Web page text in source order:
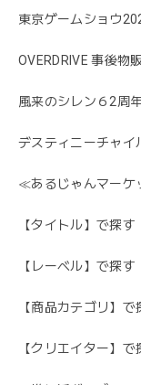
東京ゲームショウ
OVERDRIVE 事後物
風来のシレン６2周
デスティニーチャイ
≪あるじゃんマーケ
【タイトル】で探す
【レーベル】で探す
【商品カテゴリ】で
【クリエイター】で